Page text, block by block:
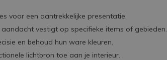
voor een aantrekkelijke presentatie.
vestigt op specifieke items of gebieden.
en behoud hun ware kleuren.
lichtbron toe aan je interieur.